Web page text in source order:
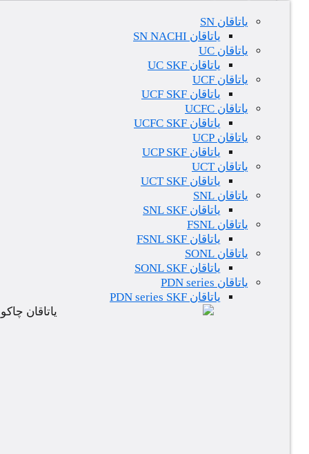
یاتاقان SN
یاتاقان SN NACHI
یاتاقان UC
یاتاقان UC SKF
یاتاقان UCF
یاتاقان UCF SKF
یاتاقان UCFC
یاتاقان UCFC SKF
یاتاقان UCP
یاتاقان UCP SKF
یاتاقان UCT
یاتاقان UCT SKF
یاتاقان SNL
یاتاقان SNL SKF
یاتاقان FSNL
یاتاقان FSNL SKF
یاتاقان SONL
یاتاقان SONL SKF
یاتاقان PDN series
یاتاقان PDN series SKF